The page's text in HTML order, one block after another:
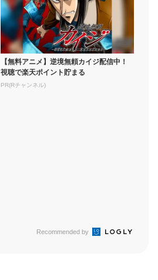
【無料アニメ】逆境無頼カイジ配信中！
視聴で楽天ポイント貯まる
PR(Rチャンネル)
Recommended by